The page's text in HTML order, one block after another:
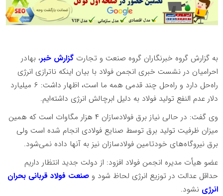
به گزارش گروه خبرنگاران گروه صنعت و تجارتگزارش خبر، بهادر
احرامیان در نشست خبری انجمن فولاد با بیان اینکه ناترازی انرژی
راه‌حل دارد و راه‌حل چند قدمی همه ما است، اظهار داشت: ۶ میلیارد
دلار عدم النفع تولید فولاد به دلیل ابرچالش انرژی داشته‌ایم.
وی گفت: در حالی نیاز برق فولادسازان ۴ هزار مگاوات است که همین
میزان ظرفیت تولید برق توسط صنایع فولادی انجام شده است ولی
برق نیروگاه‌های خودتامین فولادسازان نیز به آنها داده نمی‌شود.
عضو هیأت مدیره انجمن فولاد افزود: از دولت جدید انتظار داریم
حداقل عدالت در توزیع انرژی لحاظ شود و صنعت فولاد قربانی بحران
انرژی نشود.